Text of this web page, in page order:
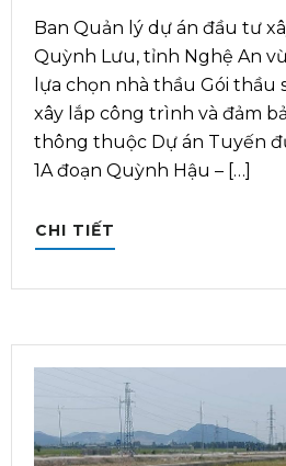
Ban Quản lý dự án đầu tư
Quỳnh Lưu, tỉnh Nghệ An
lựa chọn nhà thầu Gói thầu
xây lắp công trình và đảm
thông thuộc Dự án Tuyến
1A đoạn Quỳnh Hậu – […]
CHI TIẾT